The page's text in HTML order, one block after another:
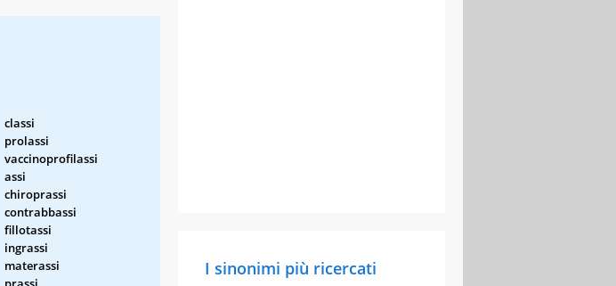
classi
prolassi
vaccinoprofilassi
assi
chiroprassi
contrabbassi
fillotassi
ingrassi
materassi
I sinonimi più ricercati